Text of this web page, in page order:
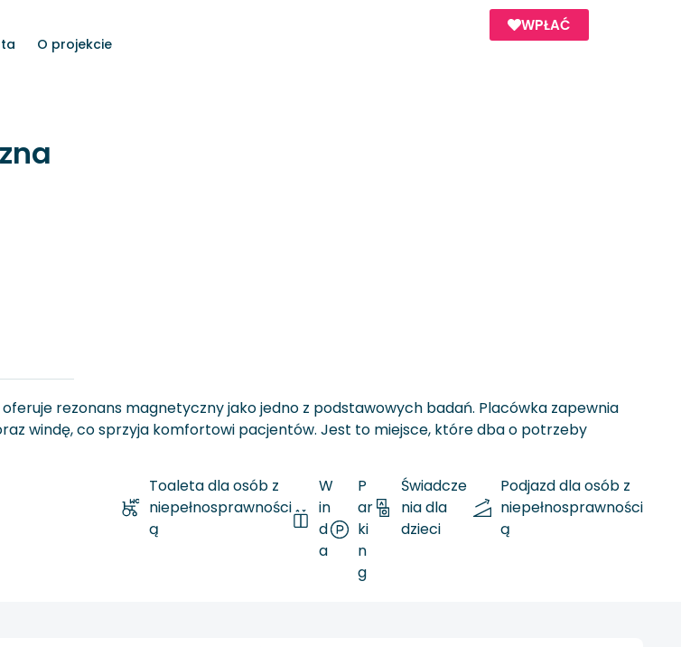
O projekcie
WPŁAĆ
rezonans magnetyczny jako jedno z podstawowych badań. Placówka zapewnia
windę, co sprzyja komfortowi pacjentów. Jest to miejsce, które dba o potrzeby
Toaleta dla osób z
niepełnosprawności
ą
W
in
d
a
P
ar
ki
n
g
Świadcze
nia dla
dzieci
Podjazd dla osób z
niepełnosprawności
ą